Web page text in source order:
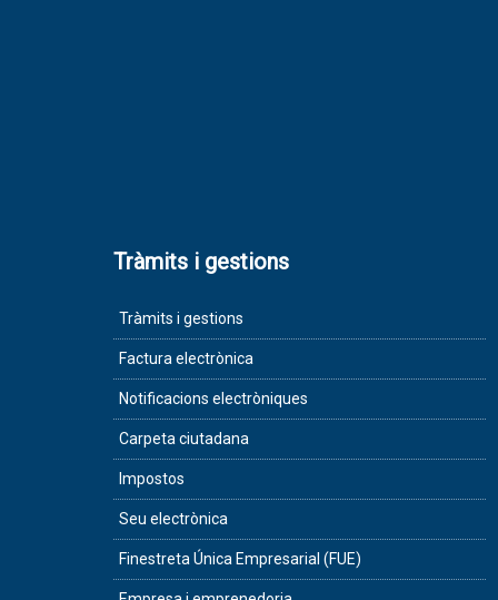
Tràmits i gestions
Tràmits i gestions
Factura electrònica
Notificacions electròniques
Carpeta ciutadana
Impostos
Seu electrònica
Finestreta Única Empresarial (FUE)